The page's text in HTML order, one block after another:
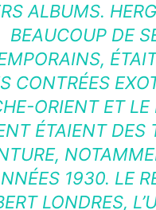
ALBUMS.
BEAUCOUP DE
CONTRÉES
ORIENT ET
ÉTAIENT DES
1930. LE
LONDRES,